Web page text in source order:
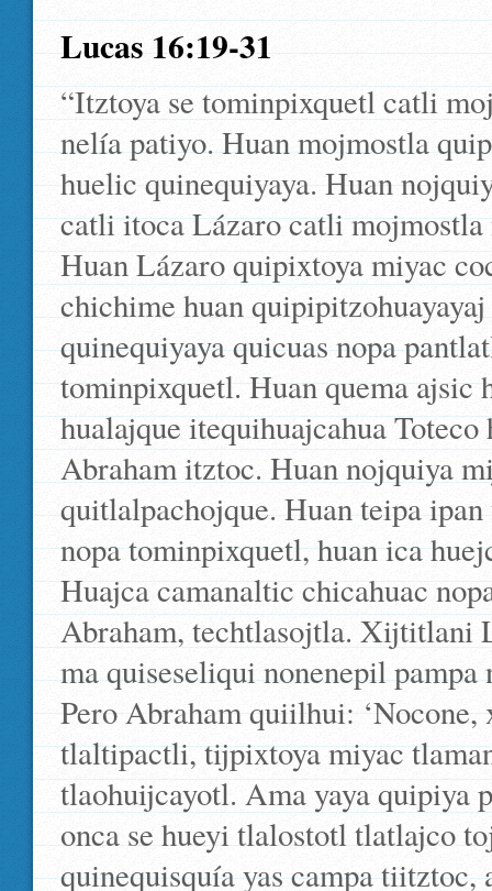
Lucas 16:19-31
“Itztoya se tominpixquetl catli
nelía patiyo. Huan mojmostla
huelic quinequiyaya. Huan
catli itoca Lázaro catli
Huan Lázaro quipixtoya miyac
chichime huan
quinequiyaya quicuas nopa
tominpixquetl. Huan quema
hualajque itequihuajcahua
Abraham itztoc. Huan nojquiya
quitlalpachojque. Huan teipa
nopa tominpixquetl, huan ica
Huajca camanaltic chicahuac
Abraham, techtlasojtla. Xijtitlani
ma quiseseliqui nonenepil
Pero Abraham quiilhui:
tlaltipactli, tijpixtoya miyac
tlaohuijcayotl. Ama yaya
onca se hueyi tlalostotl tlatlajco
quinequisquía yas campa